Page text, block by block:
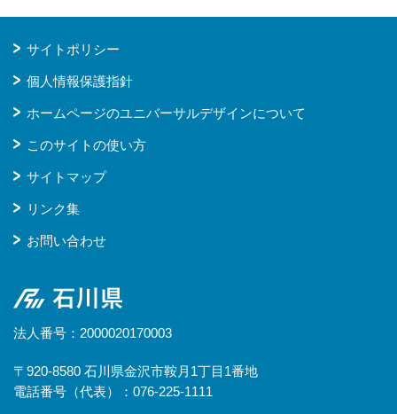
サイトポリシー
個人情報保護指針
ホームページのユニバーサルデザインについて
このサイトの使い方
サイトマップ
リンク集
お問い合わせ
石川県
法人番号：2000020170003
〒920-8580 石川県金沢市鞍月1丁目1番地
電話番号（代表）：076-225-1111